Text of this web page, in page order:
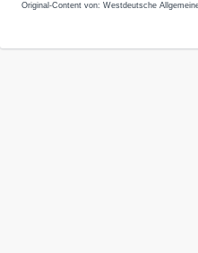
Original-Content von: Westdeutsche